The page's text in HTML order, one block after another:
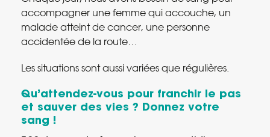
accompagner une femme qui accouche, un
malade atteint de cancer, une personne
accidentée de la route…
Les situations sont aussi variées que régulières.
Qu’attendez-vous pour franchir le pas
et sauver des vies ? Donnez votre
sang !